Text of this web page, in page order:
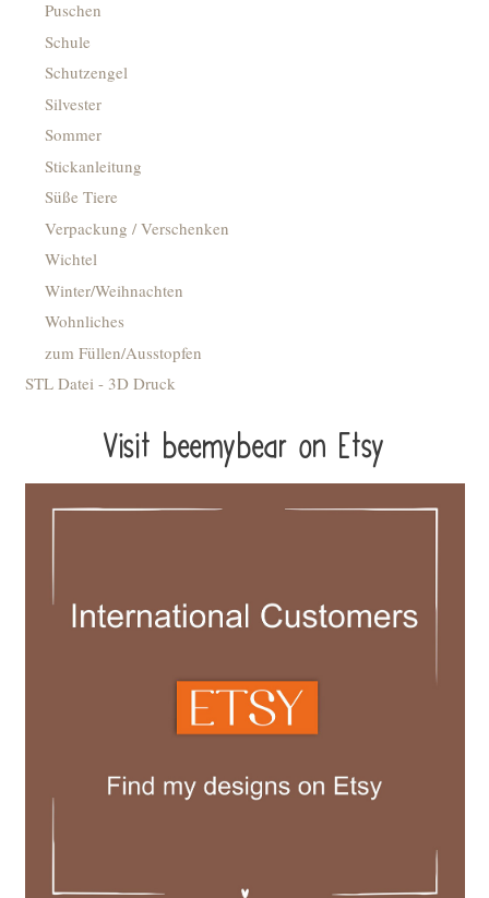
Puschen
Schule
Schutzengel
Silvester
Sommer
Stickanleitung
Süße Tiere
Verpackung / Verschenken
Wichtel
Winter/Weihnachten
Wohnliches
zum Füllen/Ausstopfen
STL Datei - 3D Druck
Visit beemybear on Etsy